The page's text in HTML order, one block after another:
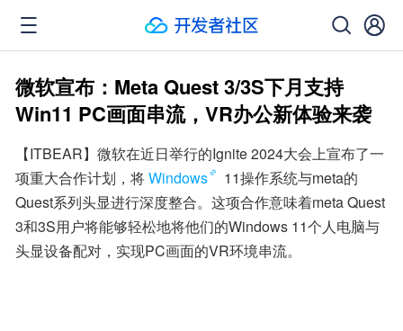
微软宣布：Meta Quest 3/3S下月支持
Win11 PC画面串流，VR办公新体验来袭
【ITBEAR】微软在近日举行的Ignite 2024大会上宣布了一
项重大合作计划，将Windows
11操作系统与meta的
Quest系列头显进行深度整合。这项合作意味着meta Quest
3和3S用户将能够轻松地将他们的Windows 11个人电脑与
头显设备配对，实现PC画面的VR环境串流。